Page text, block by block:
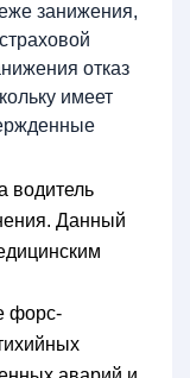
занижения,
отказ
имеет
водитель
Данный
форс-